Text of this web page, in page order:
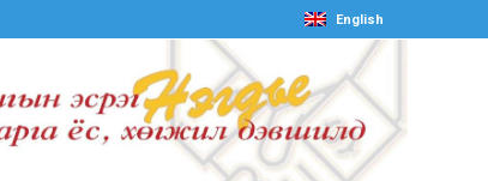
English